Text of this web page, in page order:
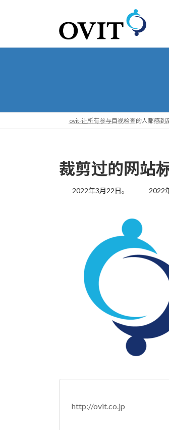
ovit-让所有参与目视检查的人都感到
裁剪过的网站
2022年3月22日。
最
2022
http://ovit.co.jp